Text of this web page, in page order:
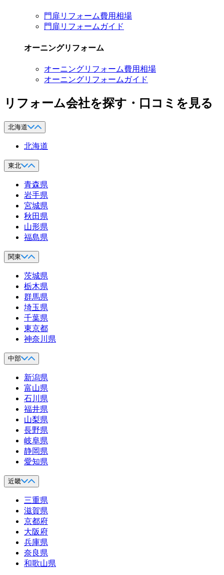
門扉リフォーム費用相場
門扉リフォームガイド
オーニングリフォーム
オーニングリフォーム費用相場
オーニングリフォームガイド
リフォーム会社を探す・口コミを見る
北海道
北海道
東北
青森県
岩手県
宮城県
秋田県
山形県
福島県
関東
茨城県
栃木県
群馬県
埼玉県
千葉県
東京都
神奈川県
中部
新潟県
富山県
石川県
福井県
山梨県
長野県
岐阜県
静岡県
愛知県
近畿
三重県
滋賀県
京都府
大阪府
兵庫県
奈良県
和歌山県